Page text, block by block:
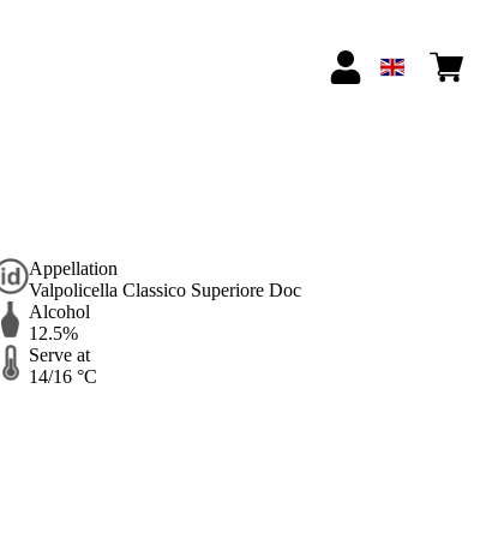
Appellation
Valpolicella Classico Superiore Doc
Alcohol
12.5%
Serve at
14/16 °C